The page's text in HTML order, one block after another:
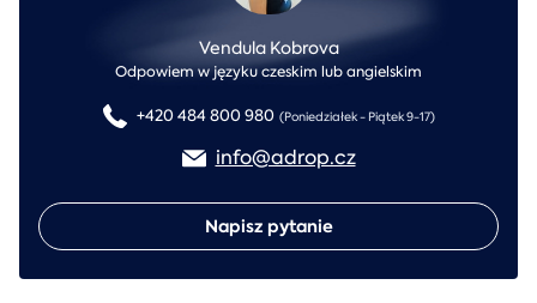
Vendula Kobrova
Odpowiem w języku czeskim lub angielskim
+420 484 800 980 (Poniedziałek - Piątek 9-17)
info@adrop.cz
Napisz pytanie